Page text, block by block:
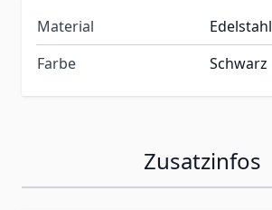
Material
Edelstahl
Farbe
Schwarz
Zusatzinfos